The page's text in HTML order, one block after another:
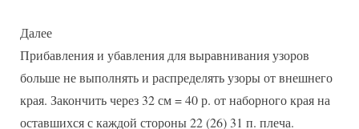
Далее
Прибавления и убавления для выравнивания узоров
больше не выполнять и распределять узоры от внешнего
края. Закончить через 32 см = 40 р. от наборного края на
оставшихся с каждой стороны 22 (26) 31 п. плеча.